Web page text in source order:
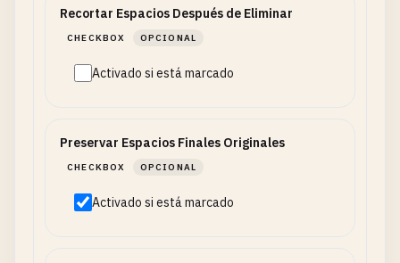
Recortar Espacios Después de Eliminar
CHECKBOX OPCIONAL
Activado si está marcado
Preservar Espacios Finales Originales
CHECKBOX OPCIONAL
Activado si está marcado